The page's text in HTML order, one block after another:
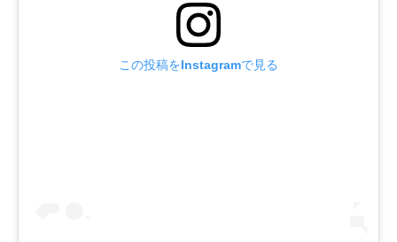
この投稿をInstagramで見る